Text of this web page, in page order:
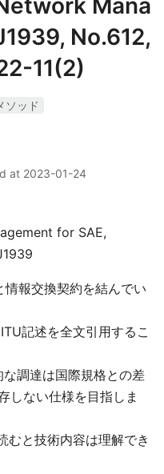
Mana
No.612,
11(2)
ソッド
at 2023-01-24
for SAE,
情報交換契約を結んでい
記述を全文引用するこ
調達は国際規格との差
しない仕様を目指しま
むと技術内容は理解でき